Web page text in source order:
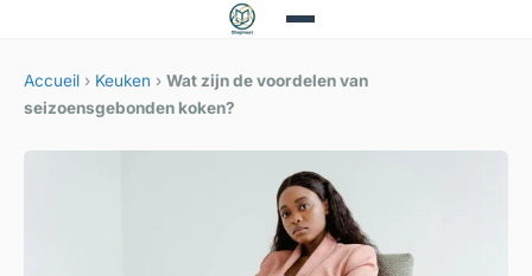
Accueil › Keuken › Wat zijn de voordelen van
seizoensgebonden koken?